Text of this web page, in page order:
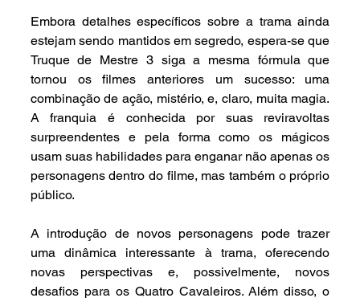
Embora detalhes específicos sobre a trama ainda
estejam sendo mantidos em segredo, espera-se que
Truque de Mestre 3 siga a mesma fórmula que
tornou os filmes anteriores um sucesso: uma
combinação de ação, mistério, e, claro, muita magia.
A franquia é conhecida por suas reviravoltas
surpreendentes e pela forma como os mágicos
usam suas habilidades para enganar não apenas os
personagens dentro do filme, mas também o próprio
público.
A introdução de novos personagens pode trazer
uma dinâmica interessante à trama, oferecendo
novas perspectivas e, possivelmente, novos
desafios para os Quatro Cavaleiros. Além disso, o